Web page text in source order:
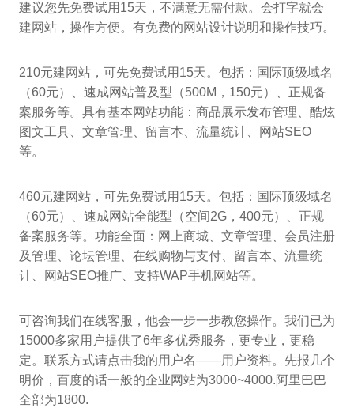
建议您先免费试用15天，不满意无需付款。会打字就会
建网站，操作方便。有免费的网站设计说明和操作技巧。
210元建网站，可先免费试用15天。包括：国际顶级域名
（60元）、速成网站普及型（500M，150元）、正规备
案服务等。具有基本网站功能：商品展示发布管理、酷炫
图文工具、文章管理、留言本、流量统计、网站SEO
等。
460元建网站，可先免费试用15天。包括：国际顶级域名
（60元）、速成网站全能型（空间2G，400元）、正规
备案服务等。功能全面：网上商城、文章管理、会员注册
及管理、论坛管理、在线购物与支付、留言本、流量统
计、网站SEO推广、支持WAP手机网站等。
可咨询我们在线客服，他会一步一步教您操作。我们已为
15000多家用户提供了6年多优秀服务，更专业，更稳
定。联系方式请点击我的用户名——用户资料。先报几个
明价，百度的话一般的企业网站为3000~4000.阿里巴巴
全部为1800.